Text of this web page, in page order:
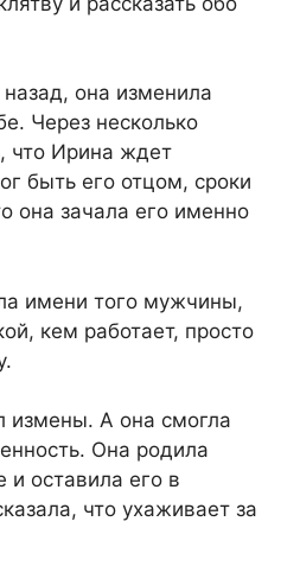
она изменила
Через несколько
что Ирина ждет
быть его отцом, сроки
она зачала его именно
имени того мужчины,
кем работает, просто
измены. А она смогла
Она родила
и оставила его в
что ухаживает за